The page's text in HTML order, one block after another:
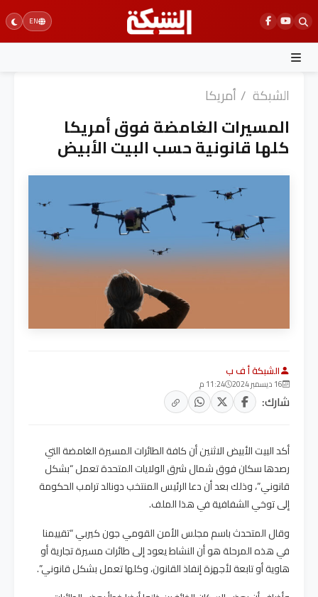
Skip
to
content
EN
الشبكة / أمريكا
المسيرات الغامضة فوق أمريكا
كلها قانونية حسب البيت الأبيض
الشبكة أ ف ب
16 ديسمبر 2024 11:24 م
شارك:
أكد البيت الأبيض الاثنين أن كافة الطائرات المسيرة الغامضة التي
رصدها سكان فوق شمال شرق الولايات المتحدة تعمل “بشكل
قانوني”، وذلك بعد أن دعا الرئيس المنتخب دونالد ترامب الحكومة
إلى توخي الشفافية في هذا الملف.
وقال المتحدث باسم مجلس الأمن القومي جون كيربي “تقييمنا
في هذه المرحلة هو أن النشاط يعود إلى طائرات مسيرة تجارية أو
هاوية أو تابعة لأجهزة إنفاذ القانون، وكلها تعمل بشكل قانوني”.